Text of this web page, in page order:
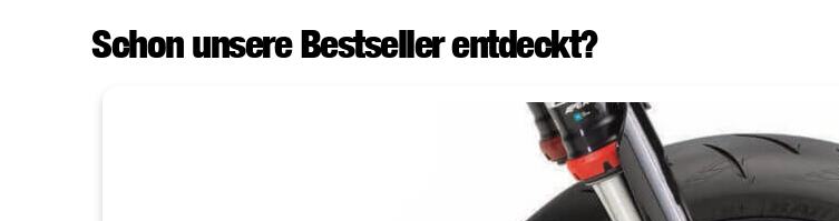
Schon unsere Bestseller entdeckt?